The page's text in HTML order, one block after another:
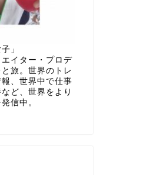
」
イター・プロデ
旅。世界のトレ
、世界中で仕事
ど、世界をより
信中。